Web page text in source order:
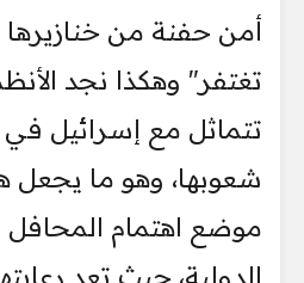
أمن حفنة من خنازيرها
تغتفر" وهكذا نجد
تتماثل مع إسرائيل في
شعوبها، وهو ما يجعل
موضع اهتمام المحافل
الدولية، حيث تعد